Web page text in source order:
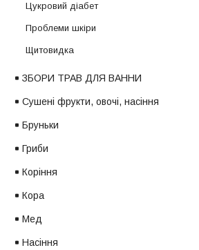
Цукровий діабет
Проблеми шкіри
Щитовидка
ЗБОРИ ТРАВ ДЛЯ ВАННИ
Сушені фрукти, овочі, насіння
Бруньки
Гриби
Коріння
Кора
Мед
Насіння